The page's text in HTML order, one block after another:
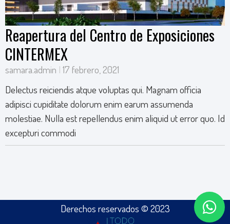
Reapertura del Centro de Exposiciones
CINTERMEX
samara.admin 17 febrero, 2021
Delectus reiciendis atque voluptas qui. Magnam officia
adipisci cupiditate dolorum enim earum assumenda
molestiae. Nulla est repellendus enim aliquid ut error quo. Id
excepturi commodi
Derechos reservados © 2023